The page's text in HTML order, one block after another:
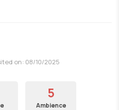
on: 08/10/2025
5
Ambience